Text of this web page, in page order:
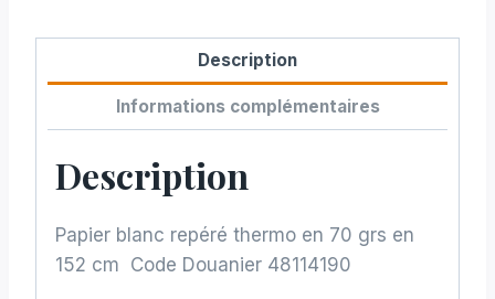
Description
Informations complémentaires
Description
Papier blanc repéré thermo en 70 grs en
152 cm Code Douanier 48114190